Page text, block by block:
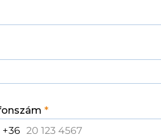
*
+36